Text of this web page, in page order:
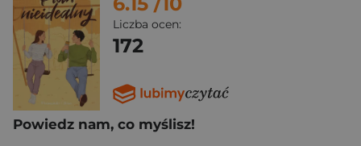
Liczba ocen:
172
Powiedz nam, co myślisz!